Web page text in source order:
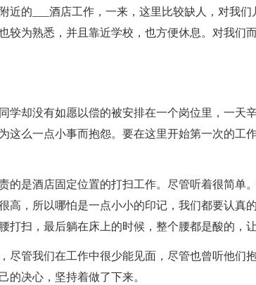
近的___酒店工作，一来，这里比较缺人，对我
较为熟悉，并且靠近学校，也方便休息。对我们
学却没有如愿以偿的被安排在一个岗位里，一天
这么一点小事而抱怨。要在这里开始第一次的工
的是酒店固定位置的打扫工作。尽管听着很简单
高，所以哪怕是一点小小的印记，我们都要认真
打扫，最后躺在床上的时候，整个腰都是酸的，
尽管我们在工作中很少能见面，尽管也曾听他们
的决心，坚持着做了下来。